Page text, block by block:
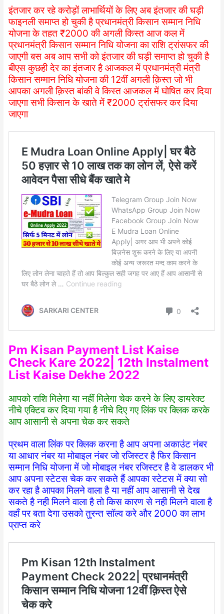
इंतजार कर रहे करोड़ों लाभार्थियों के लिए अब इंतजार की घड़ी
फाइनली समाप्त हो चुकी है प्रधानमंत्री किसान सम्मान निधि
योजना के तहत ₹2000 की अगली किस्त आज कल में
प्रधानमंत्री किसान सम्मान निधि योजना का राशि ट्रांसफर की
जाएगी बस अब आप सभी को इंतजार की घड़ी समाप्त हो चुकी है
बीएस कुछही देर का इंतजार है आजकल में प्रधानमंत्री मंत्री
किसान सम्मान निधि योजना की 12वीं अगली क़िस्त जो भी
आपका अगली क़िस्त बांकी वे किस्त आजकल में घोषित कर दिया
जाएगा सभी किसान के खाते में ₹2000 ट्रांसफर कर दिया
जाएगा
Pm Kisan Payment List Kaise
Check Kare 2022| 12th Instalment
List Kaise Dekhe 2022
आपको राशि मिलेगा या नहीं मिलेगा चेक करने के लिए डायरेक्ट
नीचे एक्टिव कर दिया गया है नीचे दिए गए लिंक पर क्लिक करके
आप आसानी से अपना चेक कर सकते
प्रथम वाला लिंक पर क्लिक करना है आप अपना अकाउंट नंबर
या आधार नंबर या मोबाइल नंबर जो रजिस्टर है फिर किसान
सम्मान निधि योजना में जो मोबाइल नंबर रजिस्टर है वे डालकर भी
आप अपना स्टेटस चेक कर सकते हैं आपका स्टेटस में क्या सो
कर रहा है आपका मिलने वाला है या नहीं आप आसानी से देख
सकते है नही मिलने वाला है तो किस कारण से नही मिलने वाला है
वहाँ पर बता देगा उसको तुरन्त सॉल्व करे और 2000 का लाभ
प्राप्त करे